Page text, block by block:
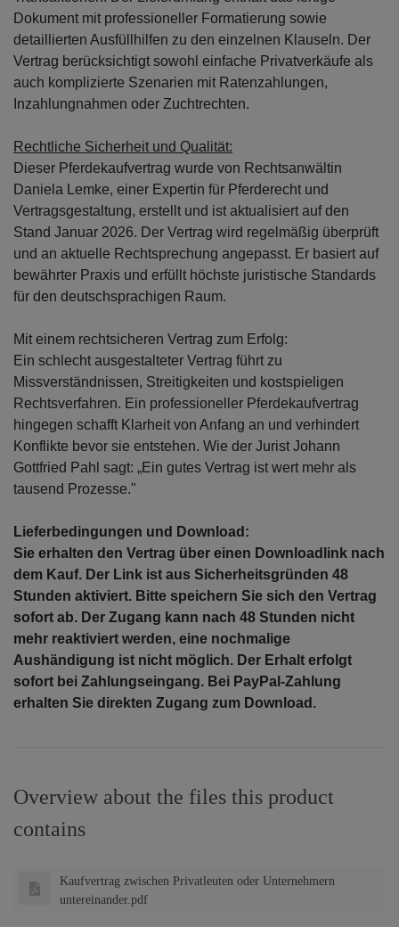
Dokument mit professioneller Formatierung sowie
detaillierten Ausfüllhilfen zu den einzelnen Klauseln. Der
Vertrag berücksichtigt sowohl einfache Privatverkäufe als
auch komplizierte Szenarien mit Ratenzahlungen,
Inzahlungnahmen oder Zuchtrechten.
Rechtliche Sicherheit und Qualität:
Dieser Pferdekaufvertrag wurde von Rechtsanwältin
Daniela Lemke, einer Expertin für Pferderecht und
Vertragsgestaltung, erstellt und ist aktualisiert auf den
Stand Januar 2026. Der Vertrag wird regelmäßig überprüft
und an aktuelle Rechtsprechung angepasst. Er basiert auf
bewährter Praxis und erfüllt höchste juristische Standards
für den deutschsprachigen Raum.
Mit einem rechtsicheren Vertrag zum Erfolg:
Ein schlecht ausgestalteter Vertrag führt zu
Missverständnissen, Streitigkeiten und kostspieligen
Rechtsverfahren. Ein professioneller Pferdekaufvertrag
hingegen schafft Klarheit von Anfang an und verhindert
Konflikte bevor sie entstehen. Wie der Jurist Johann
Gottfried Pahl sagt: „Ein gutes Vertrag ist wert mehr als
tausend Prozesse."
Lieferbedingungen und Download:
Sie erhalten den Vertrag über einen Downloadlink nach
dem Kauf. Der Link ist aus Sicherheitsgründen 48
Stunden aktiviert. Bitte speichern Sie sich den Vertrag
sofort ab. Der Zugang kann nach 48 Stunden nicht
mehr reaktiviert werden, eine nochmalige
Aushändigung ist nicht möglich. Der Erhalt erfolgt
sofort bei Zahlungseingang. Bei PayPal-Zahlung
erhalten Sie direkten Zugang zum Download.
Overview about the files this product
contains
Kaufvertrag zwischen Privatleuten oder Unternehmern
untereinander.pdf